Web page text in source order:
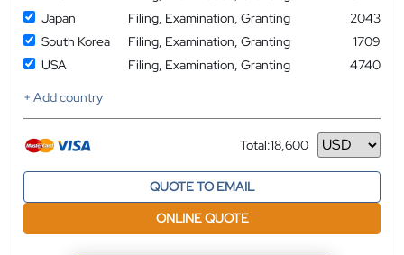
Japan
Filing, Examination, Granting
2043
South Korea
Filing, Examination, Granting
1709
USA
Filing, Examination, Granting
4740
+ Add country
Total:18,600
Currency
QUOTE TO EMAIL
ONLINE QUOTE